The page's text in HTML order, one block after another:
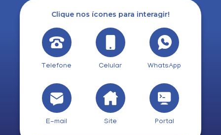
Clique nos ícones para interagir!
Telefone Celular WhatsApp
E-mail Site Portal